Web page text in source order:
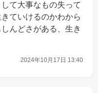
て大事なもの失って
ていけるのかわから
んどさがある、生き
2024年10月17日 13:40